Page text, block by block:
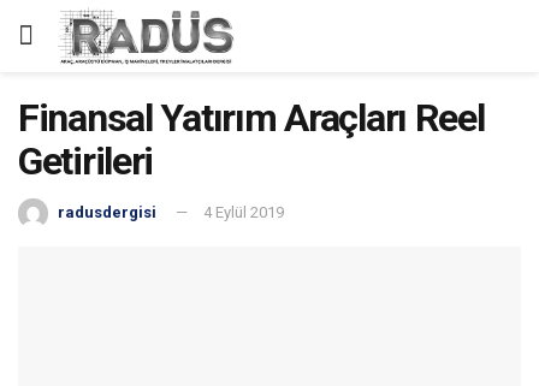
Finansal Yatırım Araçları Reel
Getirileri
radusdergisi 4 Eylül 2019